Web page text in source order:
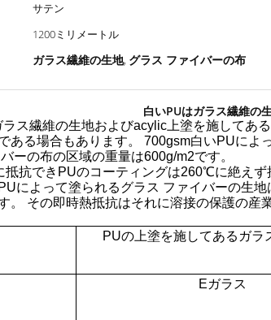
サテン
1200ミリメートル
ガラス繊維の生地, グラス ファイバーの布
白いPUはガラス繊維の
ス繊維の生地およびacylic上塗を施してあ
ある場合もあります。 700gsm白いPUに
ーの布の区域の重量は600g/m2です。
抗できPUのコーティングは260℃に絶え
によって塗られるグラス ファイバーの生
。 その即時熱抵抗はそれに溶接の保護の産
PUの上塗を施してあるガラ
Eガラス